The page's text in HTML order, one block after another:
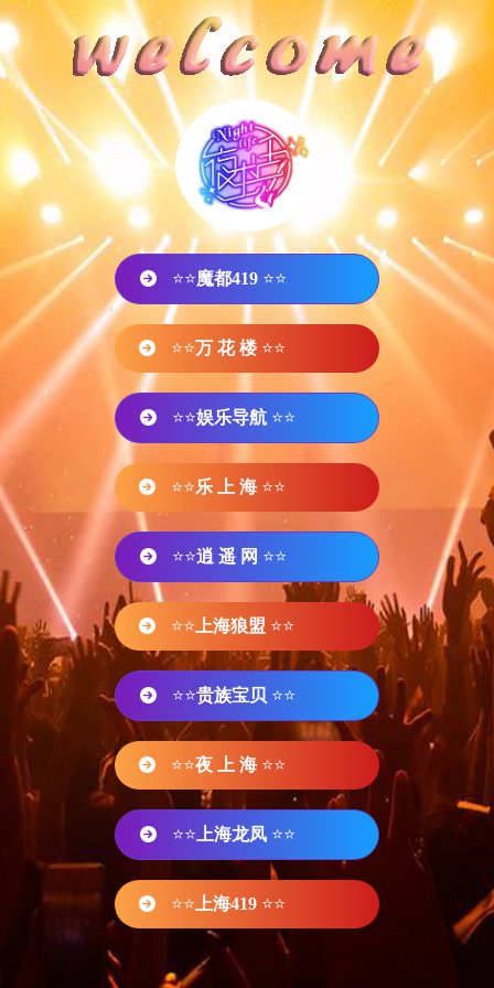
⭐⭐魔都419 ⭐⭐
⭐⭐万 花 楼 ⭐⭐
⭐⭐娱乐导航 ⭐⭐
⭐⭐乐 上 海 ⭐⭐
⭐⭐逍 遥 网 ⭐⭐
⭐⭐ 上海狼盟 ⭐⭐
⭐⭐贵族宝贝 ⭐⭐
⭐⭐夜 上 海 ⭐⭐
⭐⭐ 上海龙凤 ⭐⭐
⭐⭐ 上海419 ⭐⭐